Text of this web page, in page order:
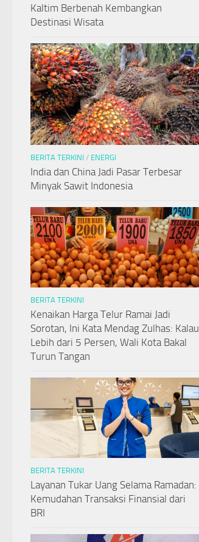
Kaltim Berbenah Kembangkan
Destinasi Wisata
BERITA TERKINI / ENERGI
India dan China Jadi Pasar Terbesar
Minyak Sawit Indonesia
BERITA TERKINI
Kenaikan Harga Telur Ramai Jadi
Sorotan, Ini Kata Mendag Zulhas: Kalau
Lebih dari 5 Persen, Wali Kota Bakal
Turun Tangan
BERITA TERKINI
Layanan Tukar Uang Selama Ramadan:
Kemudahan Transaksi Finansial dari
BRI